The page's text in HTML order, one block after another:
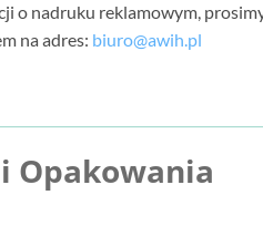
o nadruku reklamowym,
na adres: biuro@awih.pl
Opakowania